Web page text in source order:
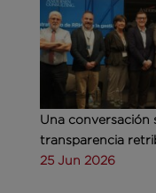
Una conversación
transparencia
25 Jun 2026